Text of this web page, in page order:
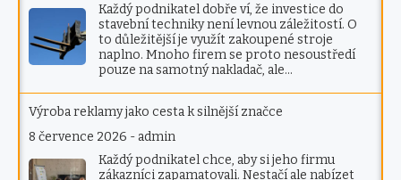
Každý podnikatel dobře ví, že investice do
stavební techniky není levnou záležitostí. O
to důležitější je využít zakoupené stroje
naplno. Mnoho firem se proto nesoustředí
pouze na samotný nakladač, ale…
Výroba reklamy jako cesta k silnější značce
8 července 2026 - admin
Každý podnikatel chce, aby si jeho firmu
zákazníci zapamatovali. Nestačí ale nabízet